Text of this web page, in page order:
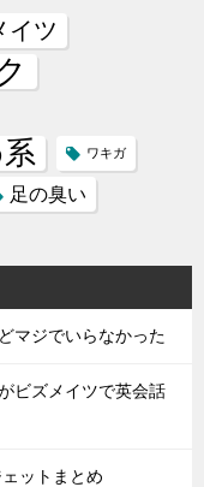
イツ
ワキガ
足の臭い
マジでいらなかった
ビズメイツで英会話
ットまとめ